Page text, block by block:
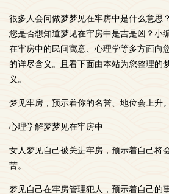
很多人会问做梦梦见在牢房中是什么意思
您是否想知道梦见在牢房中是吉是凶？小
在牢房中的民间寓意、心理学等多方面向
的详尽含义。且看下面由本站为您整理的
义。
梦见牢房，预示着你的名誉、地位会上升。
心理学解梦梦见在牢房中
女人梦见自己被关进牢房，预示着自己将
苦。
梦见自己在牢房管理犯人，预示着自己的